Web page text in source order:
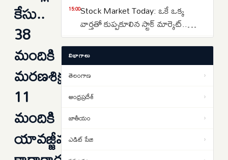
కేసు..
38
మందికి
మరణశిక్ష,
11
మందికి
యావజ్జీవ
ఉద్రిక్తత..
15:00Stock Market Today: ఒకే ఒక్క
వార్తతో కుప్పకూలిన స్టాక్ మార్కెట్..
సూచీల పతనానికి 3 కారణాలు ఇవే..
13:56Jharkhand Paper Leak: జార్ఖండ్‌లో
విద్యార్థుల నిరసనలు తీవ్రతరం…
మిశ్రా బెయిల్ షరతుల సడలింపునకు
12:45తెహెల్కా పత్రిక మాజీ సంపాదకుడికి
10ఏళ్ల కఠిన కారాగార శిక్ష… బాంబే
12:38
విభాగాలు
తెలంగాణ ›
ఆంధ్రప్రదేశ్ ›
జాతీయం ›
ఎడిట్ పేజి ›